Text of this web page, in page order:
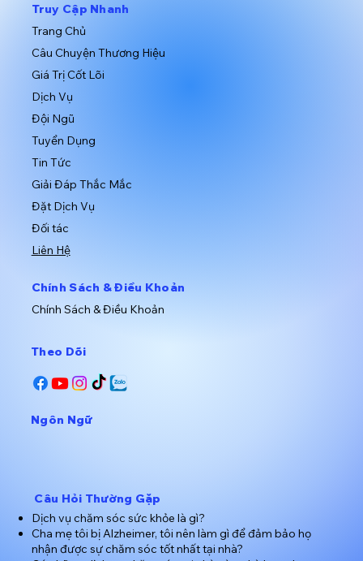
​Ngôn Ngữ
​Theo Dõi
​Truy Cập Nhanh
​Trang Chủ
​Câu Chuyện Thương Hiệu
Giá Trị Cốt Lõi
Dịch Vụ
​Đội Ngũ
Tin Tức
​Đối tác
​Tuyển Dụng
Giải Đáp Thắc Mắc
​Đặt Dịch Vụ
Liên Hệ
​Chính Sách & Điều Khoản
​Chính Sách & Điều Khoản
Câu Hỏi Thường Gặp
Dịch vụ chăm sóc sức khỏe là gì?
Cha mẹ tôi bị Alzheimer, tôi nên làm gì để đảm bảo họ
nhận được sự chăm sóc tốt nhất tại nhà?